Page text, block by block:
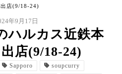
出店(9/18-24)
年9月17日
ハルカス近鉄本
店(9/18-24)
Sapporo
soupcurry